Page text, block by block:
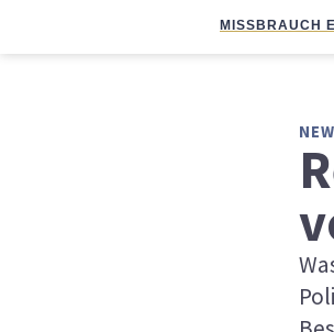
MISSBRAUCH